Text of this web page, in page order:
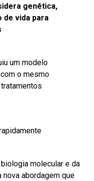
genética,
de vida para
um modelo
o mesmo
molecular e da
abordagem que